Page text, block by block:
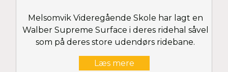
Melsomvik Videregående Skole har lagt en
Walber Supreme Surface i deres ridehal såvel
som på deres store udendørs ridebane.
Læs mere